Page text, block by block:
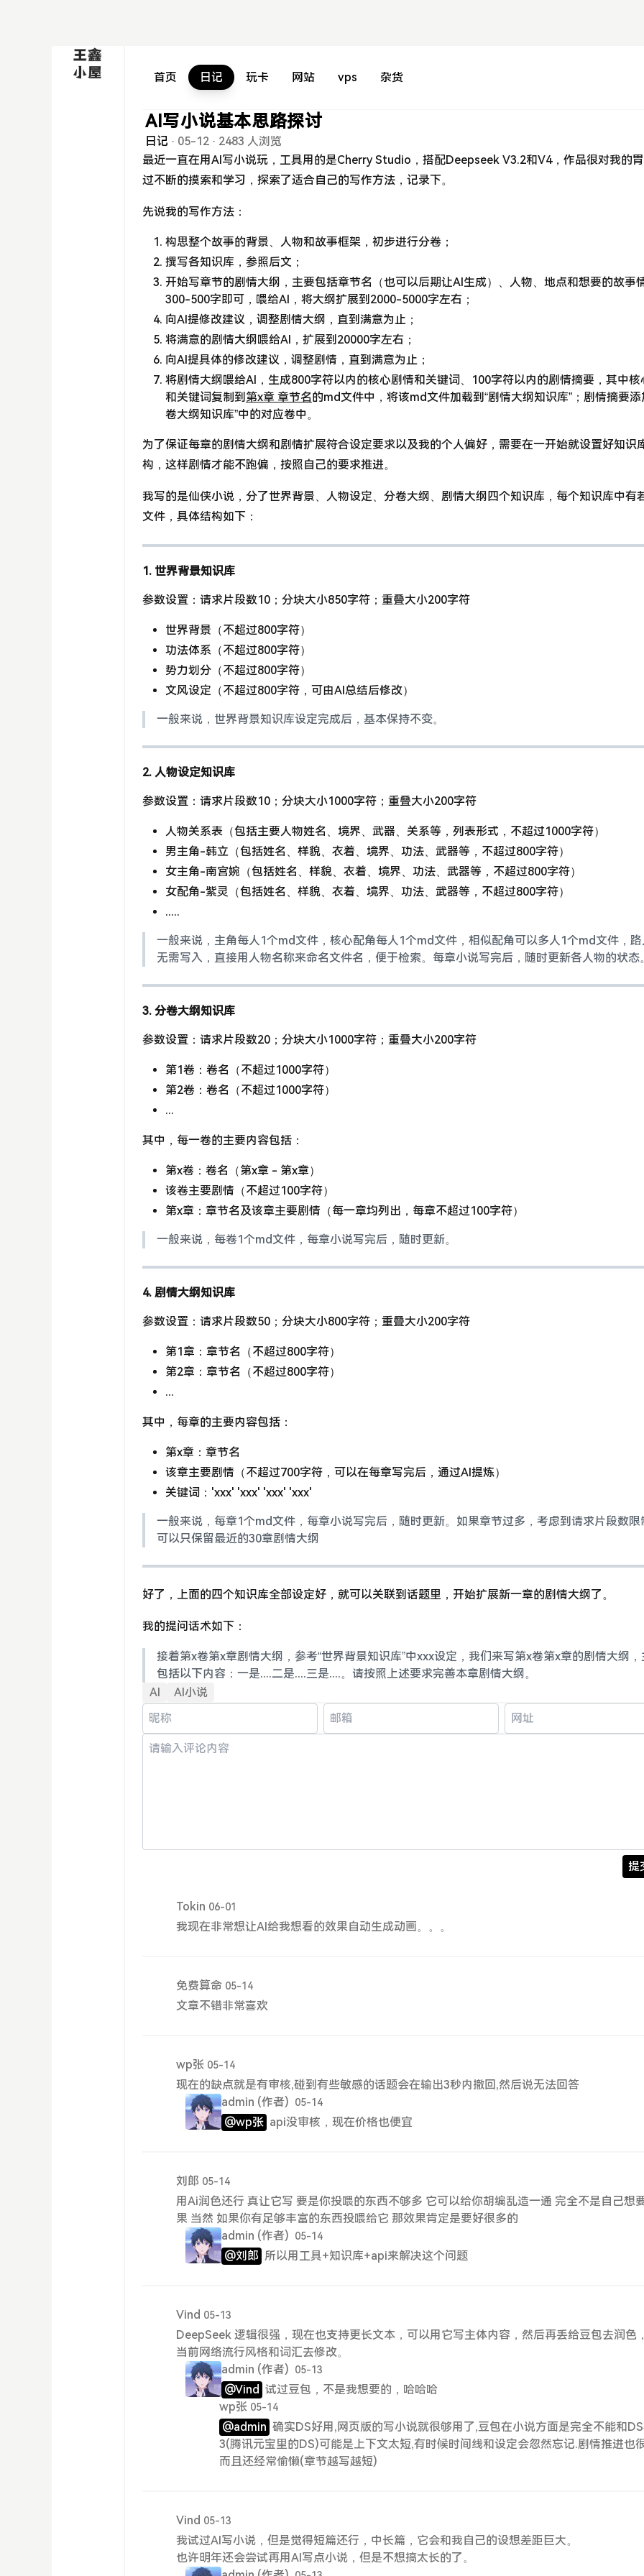
首页 日记 玩卡 网站 vps 杂货
AI写小说基本思路探讨
日记 · 05-12 · 2483 人浏览
最近一直在用AI写小说玩，工具用的是Cherry Studio，搭配Deepseek V3.2和V4，作品很对我的
过不断的摸索和学习，探索了适合自己的写作方法，记录下。
先说我的写作方法：
构思整个故事的背景、人物和故事框架，初步进行分卷；
撰写各知识库，参照后文；
开始写章节的剧情大纲，主要包括章节名（也可以后期让AI生成）、人物、地点和想要的故事
300-500字即可，喂给AI，将大纲扩展到2000-5000字左右；
向AI提修改建议，调整剧情大纲，直到满意为止；
将满意的剧情大纲喂给AI，扩展到20000字左右；
向AI提具体的修改建议，调整剧情，直到满意为止；
将剧情大纲喂给AI，生成800字符以内的核心剧情和关键词、100字符以内的剧情摘要，其中核
和关键词复制到 第x章 章节名的md文件中，将该md文件加载到“剧情大纲知识库”；剧情摘要添
卷大纲知识库”中的对应卷中。
为了保证每章的剧情大纲和剧情扩展符合设定要求以及我的个人偏好，需要在一开始就设置好知识
构，这样剧情才能不跑偏，按照自己的要求推进。
我写的是仙侠小说，分了世界背景、人物设定、分卷大纲、剧情大纲四个知识库，每个知识库中有
文件，具体结构如下：
1. 世界背景知识库
参数设置：请求片段数10；分块大小850字符；重叠大小200字符
世界背景（不超过800字符）
功法体系（不超过800字符）
势力划分（不超过800字符）
文风设定（不超过800字符，可由AI总结后修改）
一般来说，世界背景知识库设定完成后，基本保持不变。
2. 人物设定知识库
参数设置：请求片段数10；分块大小1000字符；重叠大小200字符
人物关系表（包括主要人物姓名、境界、武器、关系等，列表形式，不超过1000字符）
男主角-韩立（包括姓名、样貌、衣着、境界、功法、武器等，不超过800字符）
女主角-南宫婉（包括姓名、样貌、衣着、境界、功法、武器等，不超过800字符）
女配角-紫灵（包括姓名、样貌、衣着、境界、功法、武器等，不超过800字符）
.....
一般来说，主角每人1个md文件，核心配角每人1个md文件，相似配角可以多人1个md文件，
无需写入，直接用人物名称来命名文件名，便于检索。每章小说写完后，随时更新各人物的状态
3. 分卷大纲知识库
参数设置：请求片段数20；分块大小1000字符；重叠大小200字符
第1卷：卷名（不超过1000字符）
第2卷：卷名（不超过1000字符）
...
其中，每一卷的主要内容包括：
第x卷：卷名（第x章 - 第x章）
该卷主要剧情（不超过100字符）
第x章：章节名及该章主要剧情（每一章均列出，每章不超过100字符）
一般来说，每卷1个md文件，每章小说写完后，随时更新。
4. 剧情大纲知识库
参数设置：请求片段数50；分块大小800字符；重叠大小200字符
第1章：章节名（不超过800字符）
第2章：章节名（不超过800字符）
...
其中，每章的主要内容包括：
第x章：章节名
该章主要剧情（不超过700字符，可以在每章写完后，通过AI提炼）
关键词：'xxx' 'xxx' 'xxx' 'xxx'
一般来说，每章1个md文件，每章小说写完后，随时更新。如果章节过多，考虑到请求片段数限
可以只保留最近的30章剧情大纲
好了，上面的四个知识库全部设定好，就可以关联到话题里，开始扩展新一章的剧情大纲了。
我的提问话术如下：
接着第x卷第x章剧情大纲，参考“世界背景知识库”中xxx设定，我们来写第x卷第x章的剧情大纲，
包括以下内容：一是....二是....三是....。请按照上述要求完善本章剧情大纲。
AI
AI小说
提
Tokin 06-01
我现在非常想让AI给我想看的效果自动生成动画。。。
免费算命 05-14
文章不错非常喜欢
wp张 05-14
现在的缺点就是有审核,碰到有些敏感的话题会在输出3秒内撤回,然后说无法回答
admin (作者) 05-14
@wp张 api没审核，现在价格也便宜
刘郎 05-14
用Ai润色还行 真让它写 要是你投喂的东西不够多 它可以给你胡编乱造一通 完全不是自己想
果 当然 如果你有足够丰富的东西投喂给它 那效果肯定是要好很多的
admin (作者) 05-14
@刘郎 所以用工具+知识库+api来解决这个问题
Vind 05-13
DeepSeek 逻辑很强，现在也支持更长文本，可以用它写主体内容，然后再丢给豆包去润色
当前网络流行风格和词汇去修改。
admin (作者) 05-13
@Vind 试过豆包，不是我想要的，哈哈哈
wp张 05-14
@admin 确实DS好用,网页版的写小说就很够用了,豆包在小说方面是完全不能和
3(腾讯元宝里的DS)可能是上下文太短,有时候时间线和设定会忽然忘记.剧情推进也
而且还经常偷懒(章节越写越短)
Vind 05-13
我试过AI写小说，但是觉得短篇还行，中长篇，它会和我自己的设想差距巨大。
也许明年还会尝试再用AI写点小说，但是不想搞太长的了。